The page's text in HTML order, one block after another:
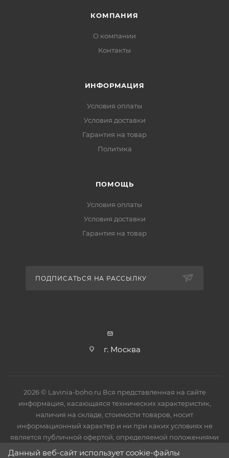
КОМПАНИЯ
О компании
Контакты
ИНФОРМАЦИЯ
Условия оплаты
Условия доставки
Гарантия на товар
Политика
ПОМОЩЬ
Условия оплаты
Условия доставки
Гарантия на товар
ПОДПИСАТЬСЯ НА РАССЫЛКУ
г. Москва
2026 © Lavinia-boho.ru Вся представленная на сайте
информация, касающаяся технических характеристик,
наличия на складе, стоимости товаров, носит
информационный характер и ни при каких условиях не
является публичной офертой, определяемой положениями
Статьи 437(2) Гражданского кодекса РФ.
Данный веб-сайт использует cookie-файлы